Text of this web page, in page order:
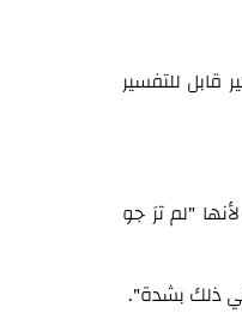
قابل للتفسير
"لم ترَ جو
ذلك بشدة".